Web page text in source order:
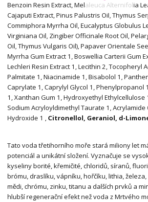
Benzoin Resin Extract, Melaleuca Alternifolia
Cajaputi Extract, Pinus Palustris Oil, Thymus
Commiphora Myrrha Oil, Eucalyptus Globulus
Virginiana Oil, Zingiber Officinale Root Oil,
Oil, Thymus Vulgaris Oil), Papaver Orientale
Myrrha Gum Extract 1 , Boswellia Carterii Gum
Lechleri Resin Extract 1 , Lecithin 2, Tocopheryl
Palmitate 1 , Niacinamide 1 , Bisabolol 1 ,
Caprylate 1 , Caprylyl Glycol 1 , Phenylpropanol 1
1 , Xanthan Gum 1 , Hydroxyethyl Ethylcellulose
Sodium Acryloyldimethyl Taurate 1 ,
Hydroxide 1 , Citronellol, Geraniol, d-
Tato voda třetihorního moře stará miliony let
potenciál a unikátní složení. Vyznačuje se
kyseliny borité, křemičité, chloridů, síranů,
brómu, draslíku, vápníku, hořčíku, lithia,
mědi, chrómu, zinku, titanu a dalších prvků a
hlubší regenerační efekt než voda z Mrtvého